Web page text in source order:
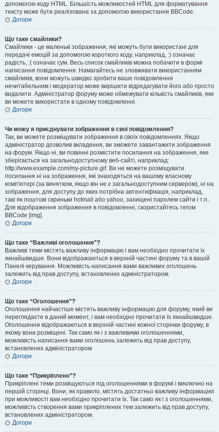
допомогою коду HTML. Більшість можливостей HTML для форматування
тексту може бути реалізована за допомогою використання BBCode.
Догори
Що таке смайлики?
Смайлики - це маленькі зображення, які можуть бути використані для
передачі емоцій за допомогою короткого коду, наприклад, :) означає
радість, :( означає сум. Весь список смайликів можна побачити в формі
написання повідомлення. Намагайтесь не зловживати використанням
смайликів, вони можуть швидко зробити ваше повідомлення
нечитабельним і модератор може вирішити відредагувати його або просто
видалити. Адміністратор форуму може обмежувати кількість смайликів, яке
ви можете використати в одному повідомленні.
Догори
Чи можу я приєднувати зображення в свої повідомлення?
Так, ви можете розміщувати зображення в своїх повідомленнях. Якщо
адміністратор дозволив вкладення, ви зможете завантажити зображення
на форум. Якщо ні, ви повинні розмістити посилання на зображення, яке
зберігається на загальнодоступному веб-сайті, наприклад:
http://www.example.com/my-picture.gif. Ви не можете розміщувати
посилання ні на зображення, які знаходяться на вашому власному
комп'ютері (за винятком, якщо він не є загальнодоступним сервером), ні на
зображення, для доступу до яких потрібна автентифікація, наприклад,
такі як поштові скриньки hotmail або yahoo, захищені паролем сайти і т.п..
Для відображення зображення в повідомленні, скористайтесь тегом
BBCode [img].
Догори
Що таке “Важливі оголошення”?
Важливі теми містять важливу інформацію і вам необхідно прочитати їх
якнайшвидше. Вони відображаються в верхній частині форуму та в вашій
Панелі керування. Можливість написання вами важливих оголошень
залежить від прав доступу, встановлених адміністратором.
Догори
Що таке “Оголошення”?
Оголошення найчастіше містять важливу інформацію для форуму, який ви
переглядаєте в даний момент, і вам необхідно прочитати їх якнайшвидше.
Оголошення відображаються в верхній частині кожної сторінки форуму, в
якому вони розміщені. Так само як і з важливими оголошеннями,
можливість написання вами оголошень залежить від прав доступу,
встановлених адміністратором
Догори
Що таке “Прикріплено”?
Прикріплені теми розміщуються під оголошеннями в форумі і виключно на
першій сторінці. Вони, як правило, містять достатньо важливу інформаціюі
при можливості вам необхідно прочитати їх. Так само як і з оголошеннями,
можливість створення вами прикріплених тем залежить від прав доступу,
встановлених адміністратором.
Догори